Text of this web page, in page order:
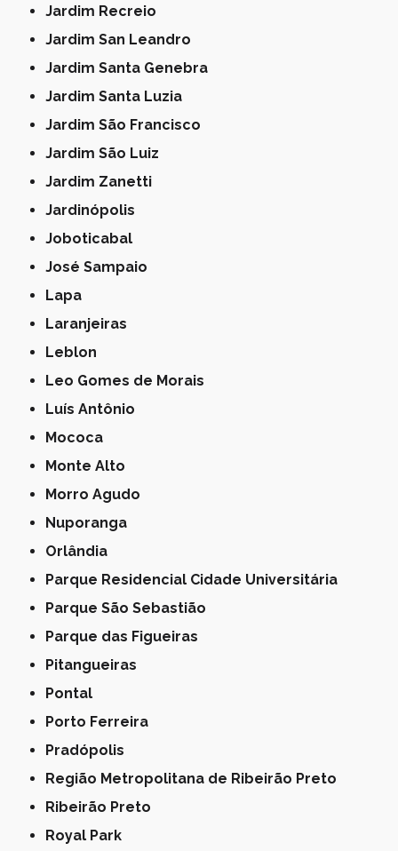
Jardim Recreio
Jardim San Leandro
Jardim Santa Genebra
Jardim Santa Luzia
Jardim São Francisco
Jardim São Luiz
Jardim Zanetti
Jardinópolis
Joboticabal
José Sampaio
Lapa
Laranjeiras
Leblon
Leo Gomes de Morais
Luís Antônio
Mococa
Monte Alto
Morro Agudo
Nuporanga
Orlândia
Parque Residencial Cidade Universitária
Parque São Sebastião
Parque das Figueiras
Pitangueiras
Pontal
Porto Ferreira
Pradópolis
Região Metropolitana de Ribeirão Preto
Ribeirão Preto
Royal Park